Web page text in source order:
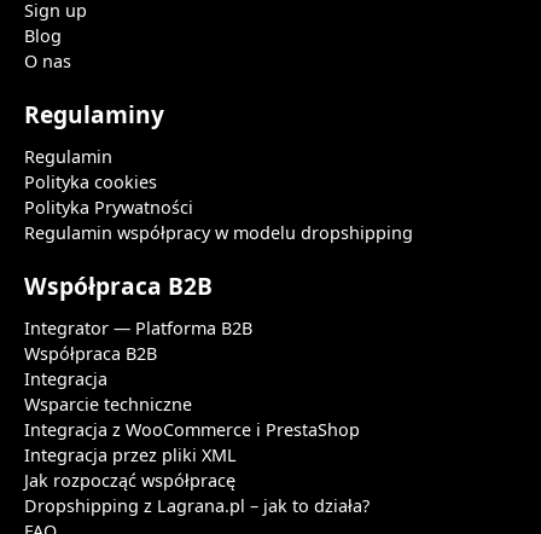
Sign up
Blog
O nas
Regulaminy
Regulamin
Polityka cookies
Polityka Prywatności
Regulamin współpracy w modelu dropshipping
Współpraca B2B
Integrator — Platforma B2B
Współpraca B2B
Integracja
Wsparcie techniczne
Integracja z WooCommerce i PrestaShop
Integracja przez pliki XML
Jak rozpocząć współpracę
Dropshipping z Lagrana.pl – jak to działa?